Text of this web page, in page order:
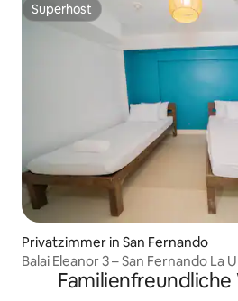
Superhost
Superhost
Privatzimmer in San Fernando
Balai Eleanor 3 – San Fernando La